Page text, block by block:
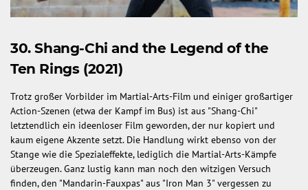
30. Shang-Chi and the Legend of the
Ten Rings (2021)
Trotz großer Vorbilder im Martial-Arts-Film und einiger großartiger
Action-Szenen (etwa der Kampf im Bus) ist aus "Shang-Chi"
letztendlich ein ideenloser Film geworden, der nur kopiert und
kaum eigene Akzente setzt. Die Handlung wirkt ebenso von der
Stange wie die Spezialeffekte, lediglich die Martial-Arts-Kämpfe
überzeugen. Ganz lustig kann man noch den witzigen Versuch
finden, den "Mandarin-Fauxpas" aus "Iron Man 3" vergessen zu